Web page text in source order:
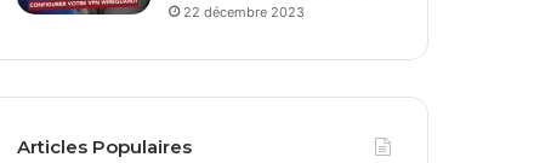
22 décembre 2023
Articles Populaires